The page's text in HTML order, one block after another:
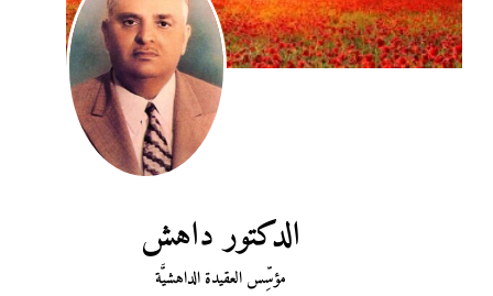
الدكتور داهش
مؤسِّس العقيدة الداهشيَّة